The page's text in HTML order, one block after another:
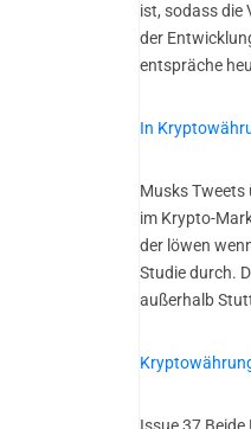
ist, sodass die
der
entspräche
In
Musks Tweets
im Krypto-
der löwen
Studie durch.
außerhalb